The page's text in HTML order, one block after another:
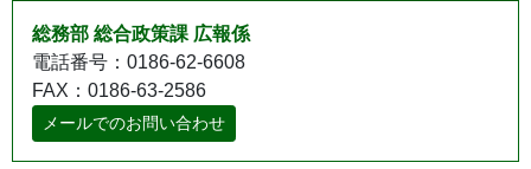
総務部 総合政策課 広報係
電話番号：0186-62-6608
FAX：0186-63-2586
メールでのお問い合わせ